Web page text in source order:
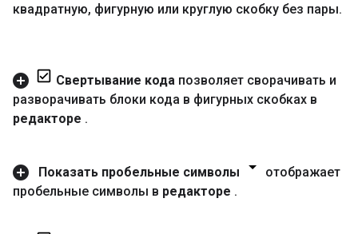
квадратную, фигурную или круглую скобку без пары.
Свертывание кода позволяет сворачивать и
разворачивать блоки кода в фигурных скобках в
редакторе .
Показать пробельные символы
отображает
пробельные символы в редакторе .